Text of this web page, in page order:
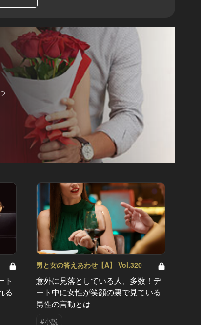
ト
る
男と女の答えあわせ【A】 Vol.320
意外に見落としている人、多数！デ
ート中に女性が笑顔の裏で見ている
男性の言動とは
#小説